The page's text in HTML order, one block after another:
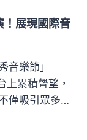
！展現國際音
音樂節」
上累積聲望，
僅吸引眾多…